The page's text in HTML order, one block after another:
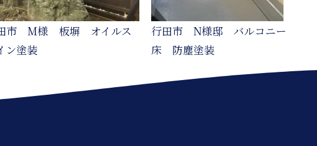
市 M様 板塀 オイルス
ン塗装
行田市 N様邸 バルコニー
床 防塵塗装